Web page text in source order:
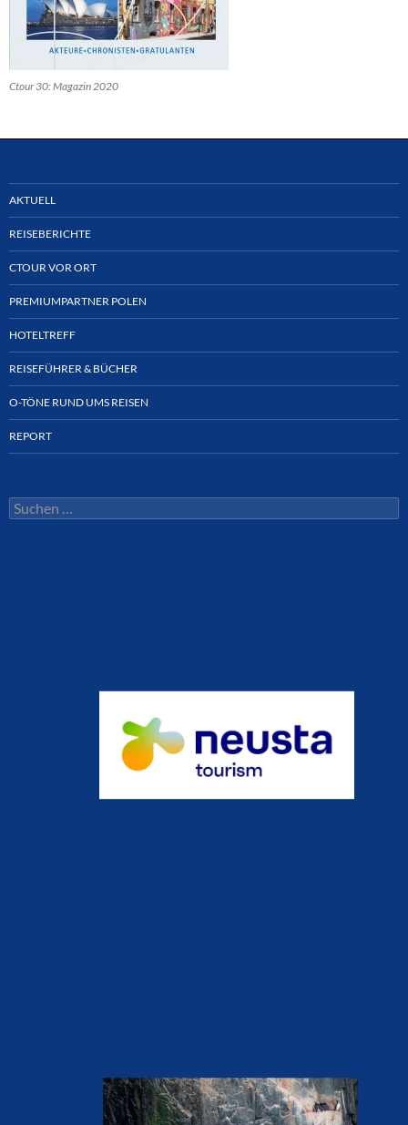
Ctour 30: Magazin 2020
AKTUELL
REISEBERICHTE
CTOUR VOR ORT
PREMIUMPARTNER POLEN
HOTELTREFF
REISEFÜHRER & BÜCHER
O-TÖNE RUND UMS REISEN
REPORT
Suchen
nach: